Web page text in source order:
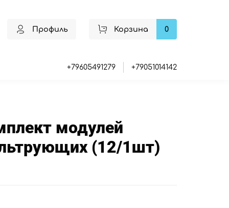
Профиль Корзина 0
+79605491279 +79051014142
модулей
(12/1шт)